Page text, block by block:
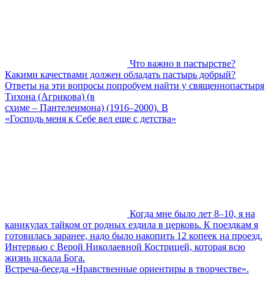
Что важно в пастырстве?
Какими качествами должен обладать пастырь добрый?
Ответы на эти вопросы попробуем найти у священнопастыря
Тихона (Агрикова) (в
схиме – Пантелеимона) (1916–2000). В
«Господь меня к Себе вел еще с детства»
Когда мне было лет 8–10, я на
каникулах тайком от родных ездила в церковь. К поездкам я
готовилась заранее, надо было накопить 12 копеек на проезд.
Интервью с Верой Николаевной Кострицей, которая всю
жизнь искала Бога.
Встреча-беседа «Нравственные ориентиры в творчестве».